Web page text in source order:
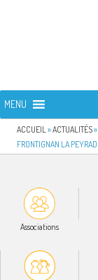
MENU
ACCUEIL »ACTUALITÉS»
FRONTIGNAN LA
Associations